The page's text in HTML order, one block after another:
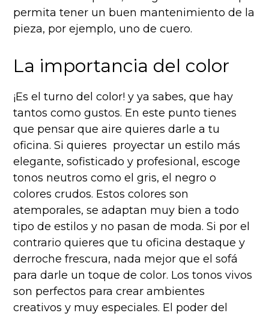
permita tener un buen mantenimiento de la
pieza, por ejemplo, uno de cuero.
La importancia del color
¡Es el turno del color! y ya sabes, que hay
tantos como gustos. En este punto tienes
que pensar que aire quieres darle a tu
oficina. Si quieres proyectar un estilo más
elegante, sofisticado y profesional, escoge
tonos neutros como el gris, el negro o
colores crudos. Estos colores son
atemporales, se adaptan muy bien a todo
tipo de estilos y no pasan de moda. Si por el
contrario quieres que tu oficina destaque y
derroche frescura, nada mejor que el sofá
para darle un toque de color. Los tonos vivos
son perfectos para crear ambientes
creativos y muy especiales. El poder del